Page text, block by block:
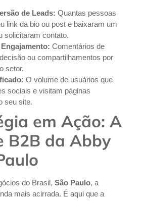
de Leads: Quantas pessoas
link da bio ou post e baixaram um
solicitaram contato.
Comentários de
ou compartilhamentos por
setor.
O volume de usuários que
sociais e visitam páginas
seu site.
em Ação: A
B2B da Abby
do Brasil, São Paulo, a
mais acirrada. É aqui que a